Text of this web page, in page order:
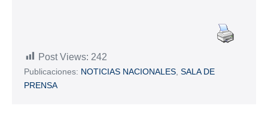
Post Views: 242
Publicaciones: NOTICIAS NACIONALES SALA DE
PRENSA